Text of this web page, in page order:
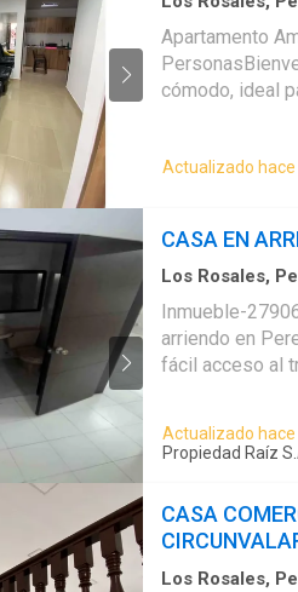
centros
restaurantes y
Apartamento
cómodo, ideal
la ciudad.El
y 1 baño
Totalmente
momento.Su
un lugar fresco,
Circunvalar, en
minutos del
ciudad, todo
ubicado. ¡Te
Actualizado
CASA EN
Los Rosales,
Inmueble-
arriendo en
fácil acceso al
incluida la del
mayor
Dispone de
mesón en acero inoxidable y
Actualizado hace
Propiedad Raíz
CASA
Los Rosales,